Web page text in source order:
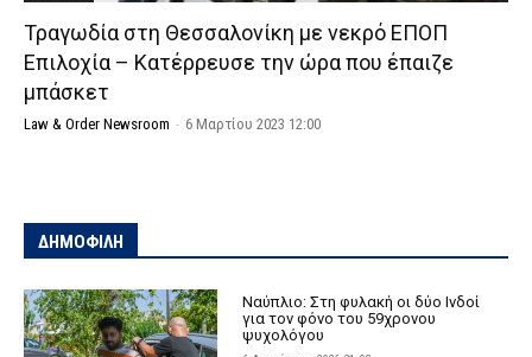
Τραγωδία στη Θεσσαλονίκη με νεκρό ΕΠΟΠ
Επιλοχία – Κατέρρευσε την ώρα που έπαιζε
μπάσκετ
Law & Order Newsroom - 6 Μαρτίου 2023 12:00
ΔΗΜΟΦΙΛΗ
Ναύπλιο: Στη φυλακή οι δύο Ινδοί
για τον φόνο του 59χρονου
ψυχολόγου